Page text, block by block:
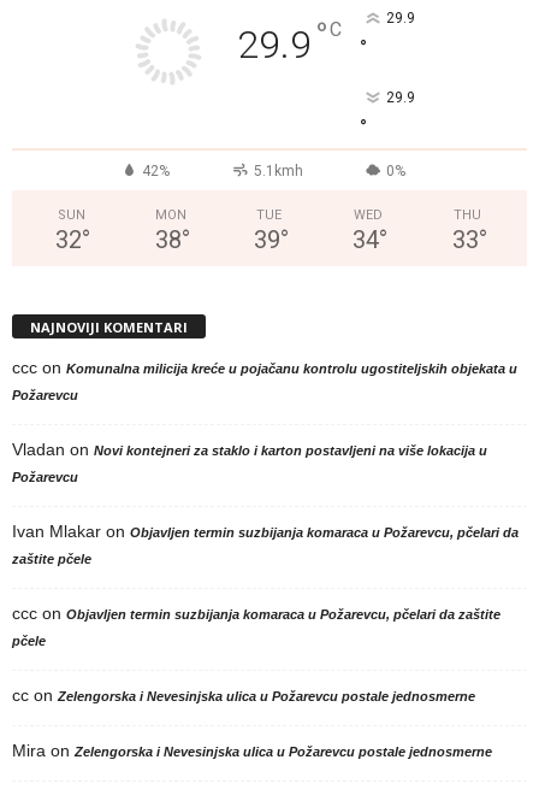
29.9 °C 29.9
°
29.9
°
42% 5.1kmh 0%
SUN
32°
MON
38°
TUE
39°
WED
34°
THU
33°
NAJNOVIJI KOMENTARI
ccc on Komunalna milicija kreće u pojačanu kontrolu ugostiteljskih objekata u
Požarevcu
Vladan on Novi kontejneri za staklo i karton postavljeni na više lokacija u
Požarevcu
Ivan Mlakar on Objavljen termin suzbijanja komaraca u Požarevcu, pčelari da
zaštite pčele
ccc on Objavljen termin suzbijanja komaraca u Požarevcu, pčelari da zaštite
pčele
cc on Zelengorska i Nevesinjska ulica u Požarevcu postale jednosmerne
Mira on Zelengorska i Nevesinjska ulica u Požarevcu postale jednosmerne